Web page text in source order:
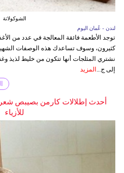
الشوكولاتة
لندن - عُمان اليوم
توجد الأطعمة فائقة المعالجة في عدد من
كثيرون، وسوف تساعدك هذه الوصفات الشهية
نشتري المثلجات أنها تتكون من خليط لذيذ
إلى ج... المزيد
أحدث إطلالات كارمن بصيبص
للأزياء